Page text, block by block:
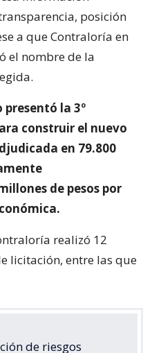
posición
a que Contraloría en
el nombre de la
presentó la 3º
construir el nuevo
en 79.800
de pesos por
realizó 12
licitación, entre las que
de riesgos